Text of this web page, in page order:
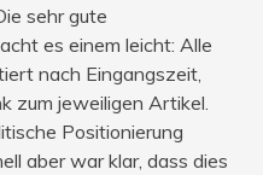
sehr gute
es einem leicht: Alle
nach Eingangszeit,
zum jeweiligen Artikel.
Positionierung
aber war klar, dass dies